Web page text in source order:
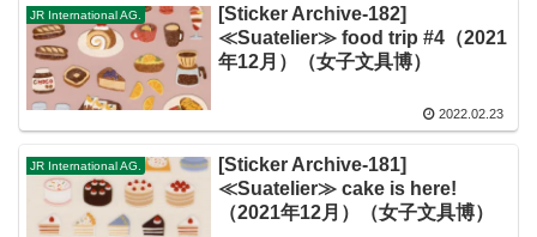
JR International AG.
[Sticker Archive-182]
≪Suatelier≫ food trip #4（2021
年12月）（女子文具博）
2022.02.23
JR International AG.
[Sticker Archive-181]
≪Suatelier≫ cake is here!
（2021年12月）（女子文具博）